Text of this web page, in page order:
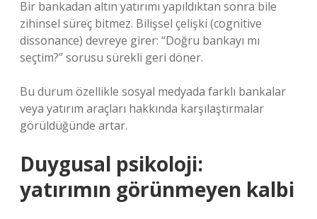
Bir bankadan altın yatırımı yapıldıktan sonra bile
zihinsel süreç bitmez. Bilişsel çelişki (cognitive
dissonance) devreye girer: “Doğru bankayı mı
seçtim?” sorusu sürekli geri döner.
Bu durum özellikle sosyal medyada farklı bankalar
veya yatırım araçları hakkında karşılaştırmalar
görüldüğünde artar.
Duygusal psikoloji:
yatırımın görünmeyen kalbi